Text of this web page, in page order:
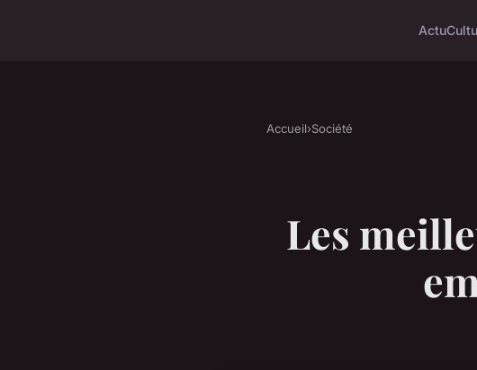
Actu
Accueil›Société
Les